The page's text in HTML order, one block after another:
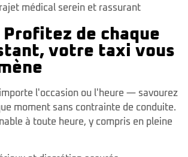
médical serein et rassurant
Profitez de chaque
votre taxi vous
l'occasion ou l'heure — savourez
moment sans contrainte de conduite.
à toute heure, y compris en pleine